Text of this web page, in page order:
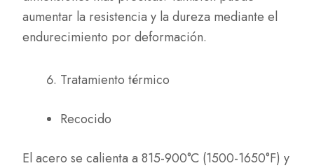
aumentar la resistencia y la dureza mediante el
endurecimiento por deformación.
Tratamiento térmico
Recocido
El acero se calienta a 815-900°C (1500-1650°F) y